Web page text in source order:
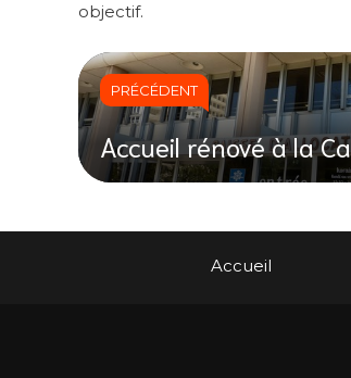
objectif.
PRÉCÉDENT
Accueil rénové à la
Accueil